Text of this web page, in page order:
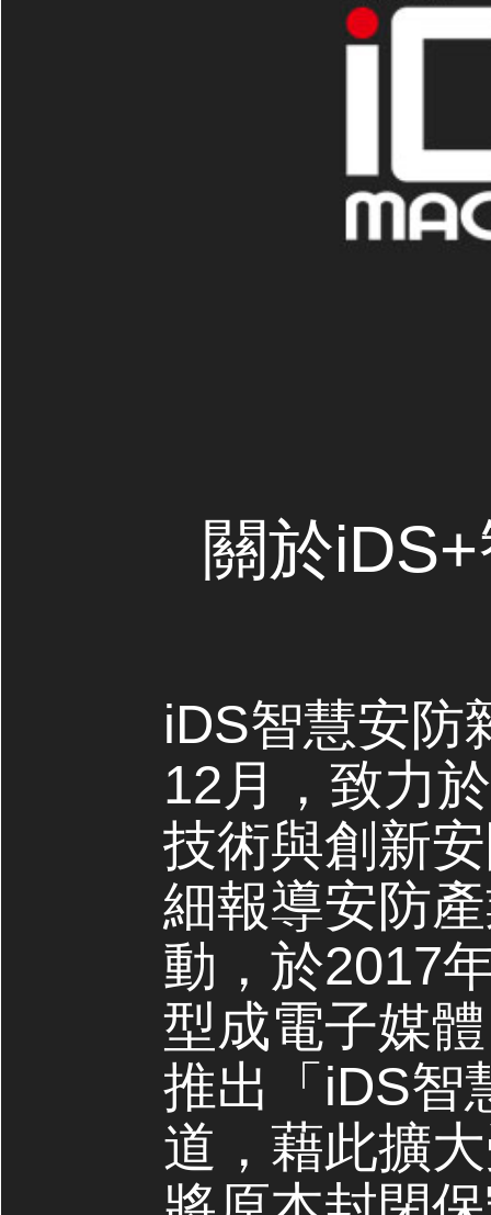
關於
iDS智慧安防
12月，致力
技術與創新
細報導安防
動，於2017
型成電子媒
推出「iDS智
道，藉此擴